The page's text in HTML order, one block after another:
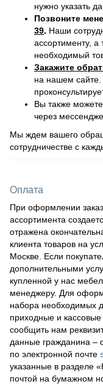
нужно указать
Позвоните
39. Наши
ассортименту, а
необходимый
Закажите
на нашем
Вы также
через
Мы ждем вашего
сотрудничестве с
Оплата
При оформлении
ассортимента
отражена
клиента товаров на
Москве. Если
дополнительными
купленной у нас
менеджеру. Для
набора необходимых
приходные и кассовые
сообщить нам
данные гражданина –
по электронной почте
указанные в разделе
почтой на бумажном